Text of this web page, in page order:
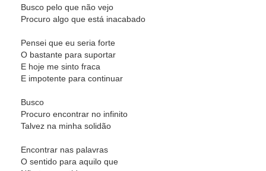
Busco pelo que não vejo
Procuro algo que está inacabado
Pensei que eu seria forte
O bastante para suportar
E hoje me sinto fraca
E impotente para continuar
Busco
Procuro encontrar no infinito
Talvez na minha solidão
Encontrar nas palavras
O sentido para aquilo que